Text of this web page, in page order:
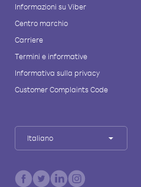
Informazioni su Viber
Centro marchio
Carriere
Termini e informative
Informativa sulla privacy
Customer Complaints Code
Italiano